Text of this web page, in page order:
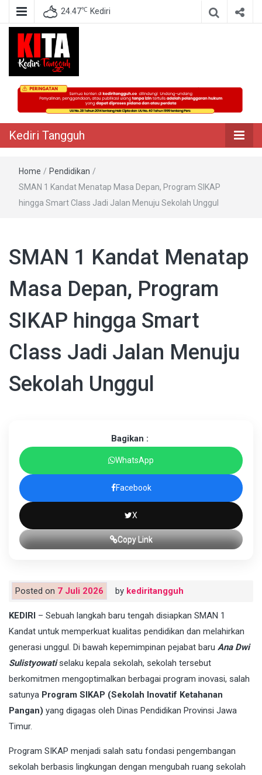
24.47℃ Kediri
Kediri Tangguh
Berita Akurat Terpercaya
Kediri Tangguh
Home / Pendidikan /
SMAN 1 Kandat Menatap Masa Depan, Program SIKAP
hingga Smart Class Jadi Jalan Menuju Sekolah Unggul
SMAN 1 Kandat Menatap
Masa Depan, Program
SIKAP hingga Smart
Class Jadi Jalan Menuju
Sekolah Unggul
Bagikan :
WhatsApp
Facebook
X
Copy Link
Posted on 7 Juli 2026 by kediritangguh
KEDIRI – Sebuah langkah baru tengah disiapkan SMAN 1
Kandat untuk memperkuat kualitas pendidikan dan melahirkan
generasi unggul. Di bawah kepemimpinan pejabat baru Ana Dwi
Sulistyowatiselaku kepala sekolah, sekolah tersebut
berkomitmen mengoptimalkan berbagai program inovasi, salah
satunya Program SIKAP (Sekolah Inovatif Ketahanan
Pangan) yang digagas oleh Dinas Pendidikan Provinsi Jawa
Timur.
Program SIKAP menjadi salah satu fondasi pengembangan
sekolah berbasis lingkungan dengan mengubah ruang sekolah